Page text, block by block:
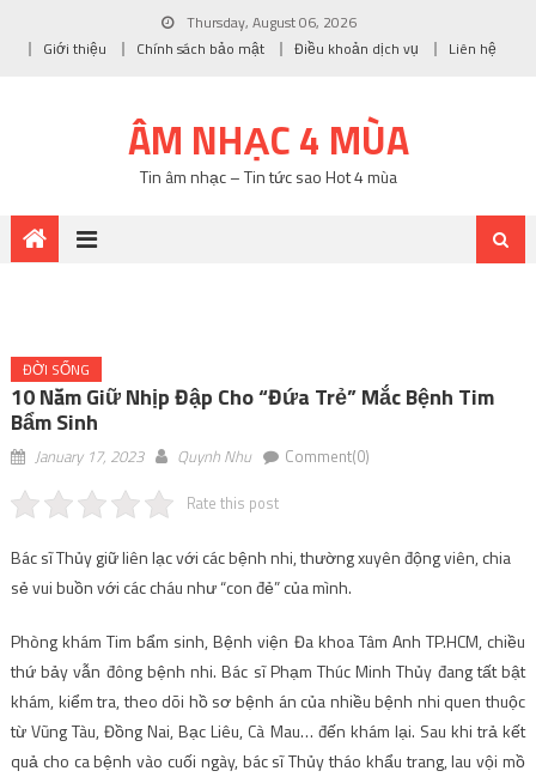
Thursday, August 06, 2026
Giới thiệu
Chính sách bảo mật Điều khoản dịch vụ Liên hệ
ÂM NHẠC 4 MÙA
Tin âm nhạc – Tin tức sao Hot 4 mùa
ĐỜI SỐNG
10 Năm Giữ Nhịp Đập Cho “đứa Trẻ” Mắc Bệnh Tim
Bẩm Sinh
January 17, 2023 Quynh Nhu Comment(0)
Rate this post
Bác sĩ Thủy giữ liên lạc với các bệnh nhi, thường xuyên động viên, chia
sẻ vui buồn với các cháu như “con đẻ” của mình.
Phòng khám Tim bẩm sinh, Bệnh viện Đa khoa Tâm Anh TP.HCM, chiều
thứ bảy vẫn đông bệnh nhi. Bác sĩ Phạm Thúc Minh Thủy đang tất bật
khám, kiểm tra, theo dõi hồ sơ bệnh án của nhiều bệnh nhi quen thuộc
từ Vũng Tàu, Đồng Nai, Bạc Liêu, Cà Mau… đến khám lại. Sau khi trả kết
quả cho ca bệnh vào cuối ngày, bác sĩ Thủy tháo khẩu trang, lau vội mồ